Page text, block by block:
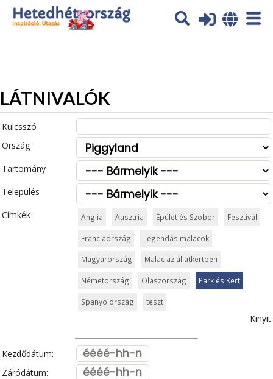
Az oldal sütiket (cookies) használ. További tájékoztatás itt:
Adatvédelmi tájékoztató
LÁTNIVALÓK
Kulcsszó
Ország
Tartomány
Település
Címkék
Anglia Ausztria Épület és Szobor Fesztivál
Franciaország Legendás malacok
Magyarország Malac az állatkertben
Németország Olaszország Park és Kert
Spanyolország teszt
Kinyit
Kezdődátum:
Záródátum: